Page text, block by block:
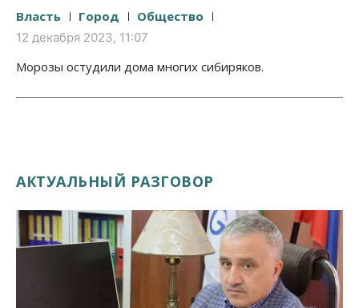
Власть Город Общество
12 декабря 2023, 11:07
Морозы остудили дома многих сибиряков.
АКТУАЛЬНЫЙ РАЗГОВОР